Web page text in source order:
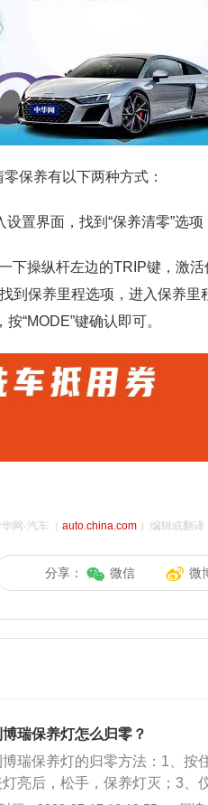
保养有以下两种方式：
置界面，找到“保养清零”选项
下操纵杆左边的TRIP键，激
到保养里程选项，进入保养里
“MODE”键确认即可。
网·汽车（ auto.china.com）编辑或翻译
分享： 微信 微
瑞保养灯怎么归零？
瑞保养灯的归零方法：1、按
亮后，松手，保养灯灭；3、